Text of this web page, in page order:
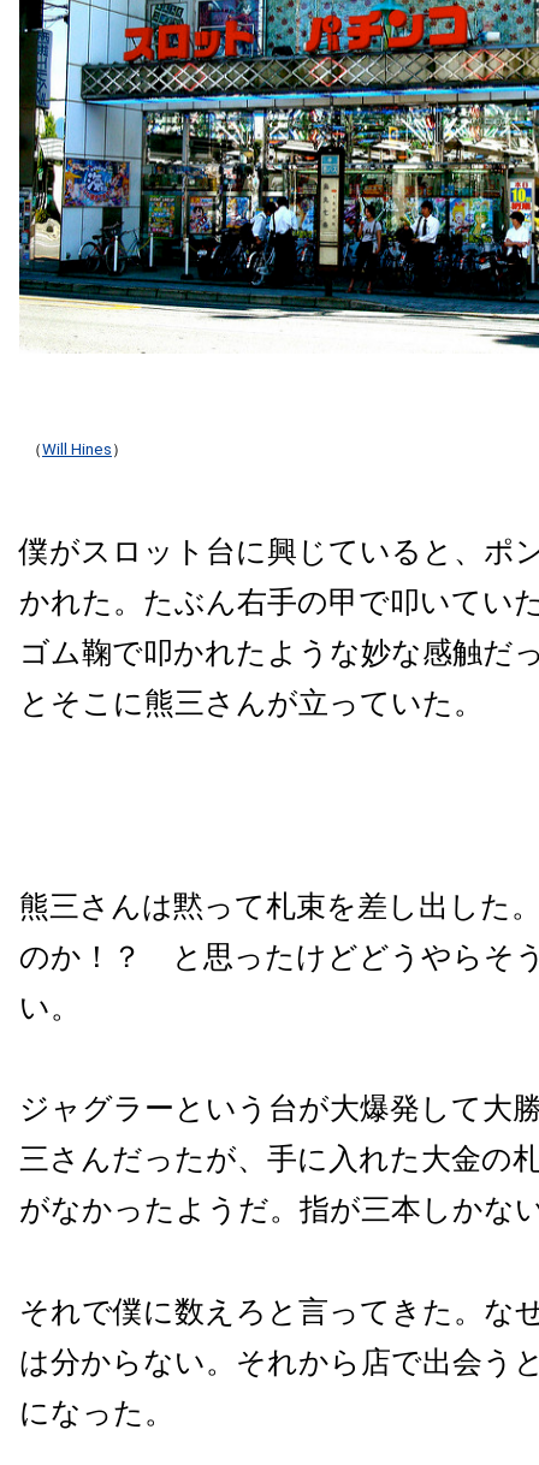
（Will Hines ）
僕がスロット台に興じていると、ポ
かれた。たぶん右手の甲で叩いてい
ゴム鞠で叩かれたような妙な感触だ
とそこに熊三さんが立っていた。
熊三さんは黙って札束を差し出した
のか！？ と思ったけどどうやらそ
い。
ジャグラーという台が大爆発して大
三さんだったが、手に入れた大金の
がなかったようだ。指が三本しかな
それで僕に数えろと言ってきた。な
は分からない。それから店で出会う
になった。